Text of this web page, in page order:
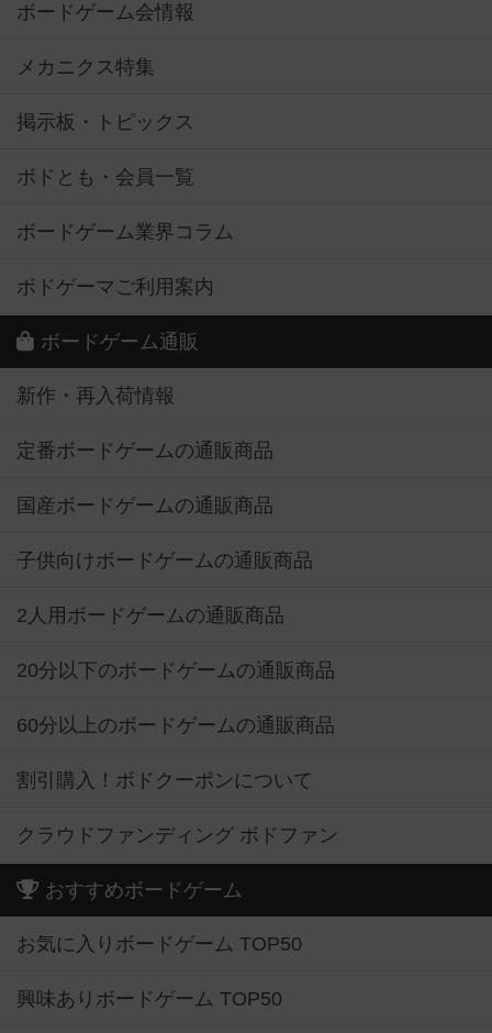
ボードゲーム会情報
メカニクス特集
掲示板・トピックス
ボドとも・会員一覧
ボードゲーム業界コラム
ボドゲーマご利用案内
ボードゲーム通販
新作・再入荷情報
定番ボードゲームの通販商品
国産ボードゲームの通販商品
子供向けボードゲームの通販商品
2人用ボードゲームの通販商品
20分以下のボードゲームの通販商品
60分以上のボードゲームの通販商品
割引購入！ボドクーポンについて
クラウドファンディング ボドファン
おすすめボードゲーム
お気に入りボードゲーム TOP50
興味ありボードゲーム TOP50